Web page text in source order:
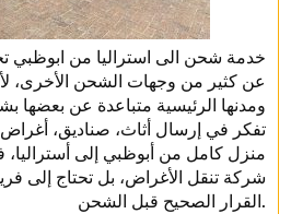
خدمة شحن الى استراليا من ابوظبي
عن كثير من وجهات الشحن الأخرى،
ومدنها الرئيسية متباعدة عن بعضها
تفكر في إرسال أثاث، صناديق،
منزل كامل من أبوظبي إلى أستراليا،
شركة تنقل الأغراض، بل تحتاج إلى
القرار الصحيح قبل الشحن.